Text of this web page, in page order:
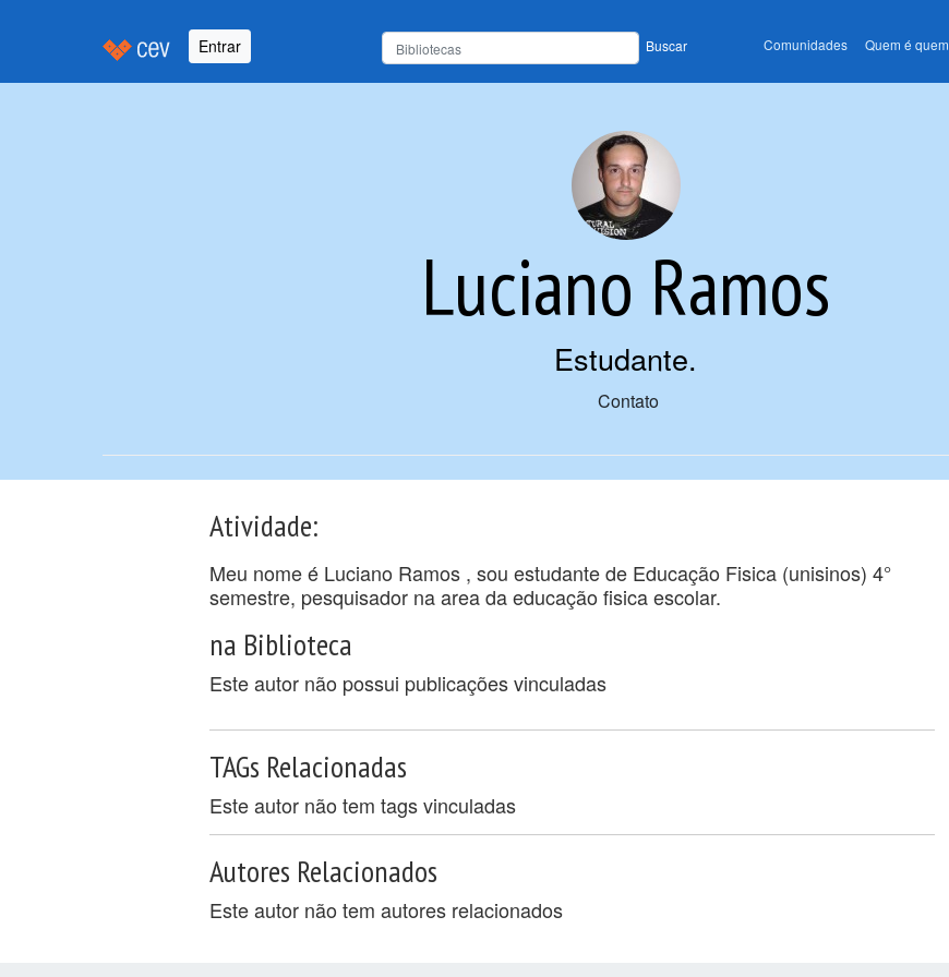
Entrar Buscar Comunidades Quem é quem
Luciano Ramos
Estudante.
Contato
Atividade:
Meu nome é Luciano Ramos , sou estudante de Educação Fisica (unisinos) 4°
semestre, pesquisador na area da educação fisica escolar.
na Biblioteca
Este autor não possui publicações vinculadas
TAGs Relacionadas
Este autor não tem tags vinculadas
Autores Relacionados
Este autor não tem autores relacionados